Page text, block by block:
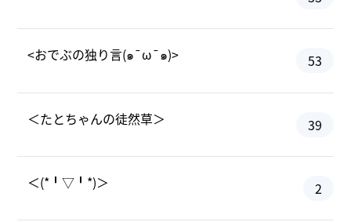
<おでぶの独り言(๑¯ω¯๑)> 53
＜たとちゃんの徒然草＞ 39
＜(*╹▽╹*)＞ 2